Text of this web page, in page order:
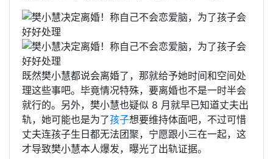
既然樊小慧都说会离婚了，那就给予她时间和空间处
理这些事吧。毕竟情况特殊，要离婚也不是一时半会
就行的。另外，樊小慧也疑似 8 月就早已知道丈夫出
轨，她可能也是为了孩子想要维持体面吧，不过可惜
丈夫连孩子生日都无法团聚，宁愿跟小三在一起，这
才导致樊小慧本人爆发，曝光了出轨证据。